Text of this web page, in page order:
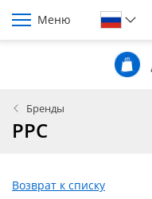
Меню
Бренды
PPC
Возврат к списку